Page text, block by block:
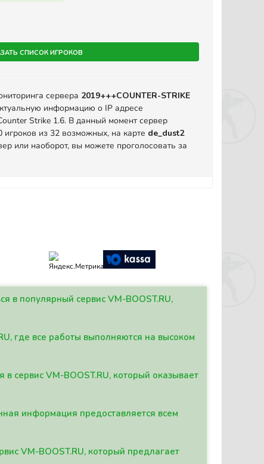
список игроков
сервера 2019+++COUNTER-STRIKE
информацию о IP адресе
Strike 1.6. В данный момент сервер
из 32 возможных, на карте de_dust2
или наоборот, вы можете проголосовать за
в популярный сервис VM-BOOST.RU,
где все работы выполняются на высоком
сервис VM-BOOST.RU, который оказывает
информация предоставляется всем
VM-BOOST.RU, который предлагает